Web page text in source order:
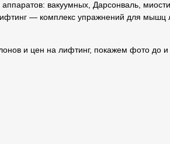
вакуумных, Дарсонваль,
— комплекс упражнений для мышц
и цен на лифтинг, покажем фото до и